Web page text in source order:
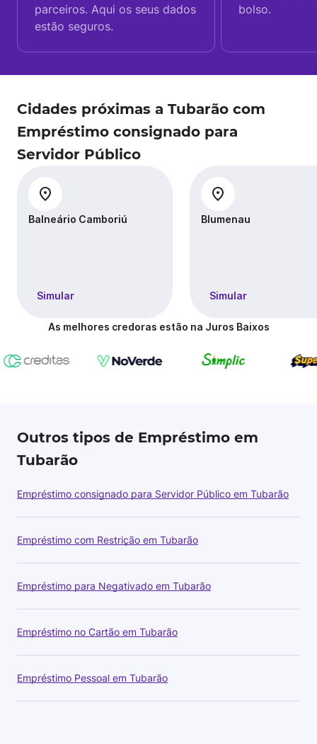
parceiros. Aqui os seus dados
estão seguros.
bolso.
Cidades próximas a Tubarão com
Empréstimo consignado para
Servidor Público
Balneário Camboriú
Simular
Blumenau
Simular
As melhores credoras estão na Juros Baixos
Outros tipos de Empréstimo em
Tubarão
Empréstimo consignado para Servidor Público em Tubarão
Empréstimo com Restrição em Tubarão
Empréstimo para Negativado em Tubarão
Empréstimo no Cartão em Tubarão
Empréstimo Pessoal em Tubarão